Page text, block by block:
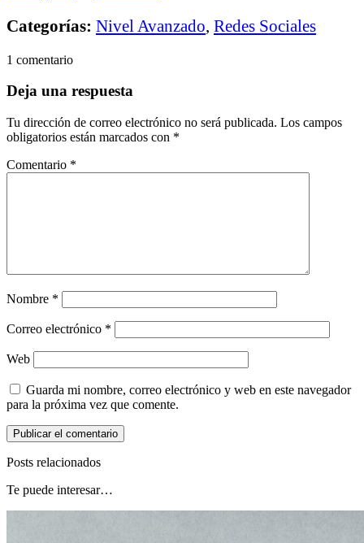
Categorías: Nivel Avanzado, Redes Sociales
1 comentario
Deja una respuesta
Tu dirección de correo electrónico no será publicada. Los campos
obligatorios están marcados con *
Comentario *
Nombre *
Correo electrónico *
Web
Guarda mi nombre, correo electrónico y web en este navegador
para la próxima vez que comente.
Posts relacionados
Te puede interesar…